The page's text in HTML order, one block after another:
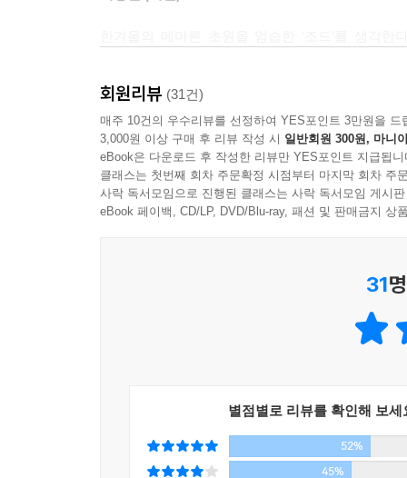
주인공으로 한 전쟁영웅소설은 많았다. 그리고
중심으로 유목민의 삶과 역사를 통해 13세기 아
아니라 몽골, 유럽에서도 이슈로 떠오를 여지가
작가의 글
“12세기의 초원에 버려진 한 소년이 파란만장한
사내가 징기스칸이 되어 초원길을 잇고 유라
사이에서 분단된 남북 코리아에 살고 있는 우리
형성으로 고립된 작은 공동체는 존재할 수가
뚜렷해지는 지금, 지역화 통합 문제는 과거와는
노마드가 아니라 대륙과 동북아의 새로운 시스템
황석영 (소설가)
떨어뜨릴 뻔했다. 바로 그것이다! 몽골의 일간지
회원리뷰 (31건)
매주 10건의 우수리뷰를 선정하여 YES포인트 3만원을 드
3,000원 이상 구매 후 리뷰 작성 시 일반회원 300원, 마니
eBook은 다운로드 후 작성한 리뷰만 YES포인트 지급됩니
클래스는 첫번째 회차 주문확정 시점부터 마지막 회차 주
사락 독서모임으로 진행된 클래스는 사락 독서모임 게시
eBook 페이백, CD/LP, DVD/Blu-ray, 패션 및 판매금지 상
31
별점별로 리뷰를 확인해 보세
52%
45%